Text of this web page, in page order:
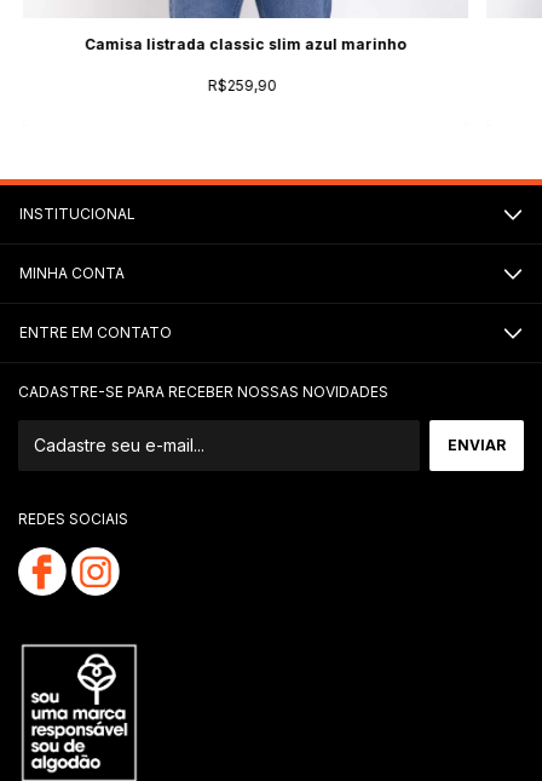
Camisa listrada classic slim azul marinho
R$259,90
INSTITUCIONAL
MINHA CONTA
ENTRE EM CONTATO
CADASTRE-SE PARA RECEBER NOSSAS NOVIDADES
REDES SOCIAIS